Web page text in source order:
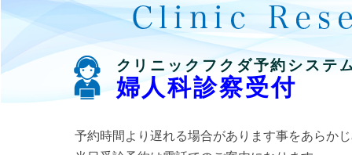
クリニックフクダ予約システ
婦人科診察受付
予約時間より遅れる場合があります事をあらか